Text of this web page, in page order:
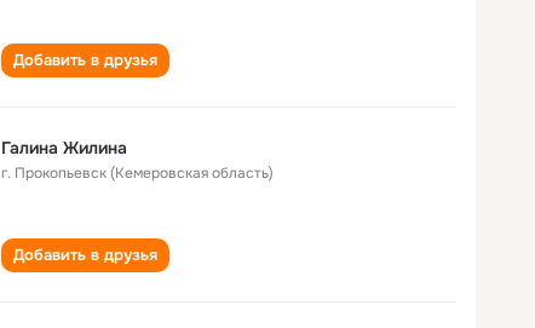
Добавить в друзья
Галина Жилина
г. Прокопьевск (Кемеровская область)
Добавить в друзья